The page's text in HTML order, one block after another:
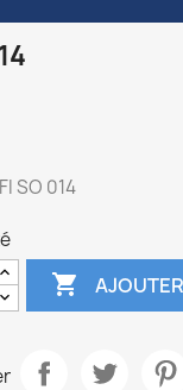
SO 014
